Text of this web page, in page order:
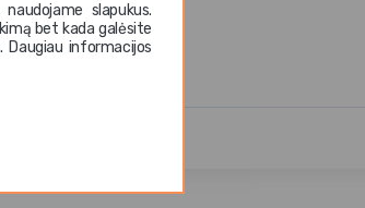
slapukus.
bet kada galėsite
informacijos
Paskirtis
buteliams